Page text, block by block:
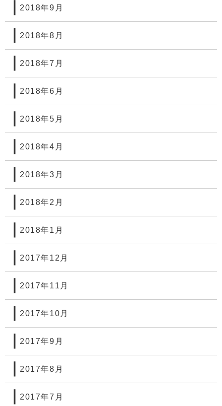
2018年9月
2018年8月
2018年7月
2018年6月
2018年5月
2018年4月
2018年3月
2018年2月
2018年1月
2017年12月
2017年11月
2017年10月
2017年9月
2017年8月
2017年7月